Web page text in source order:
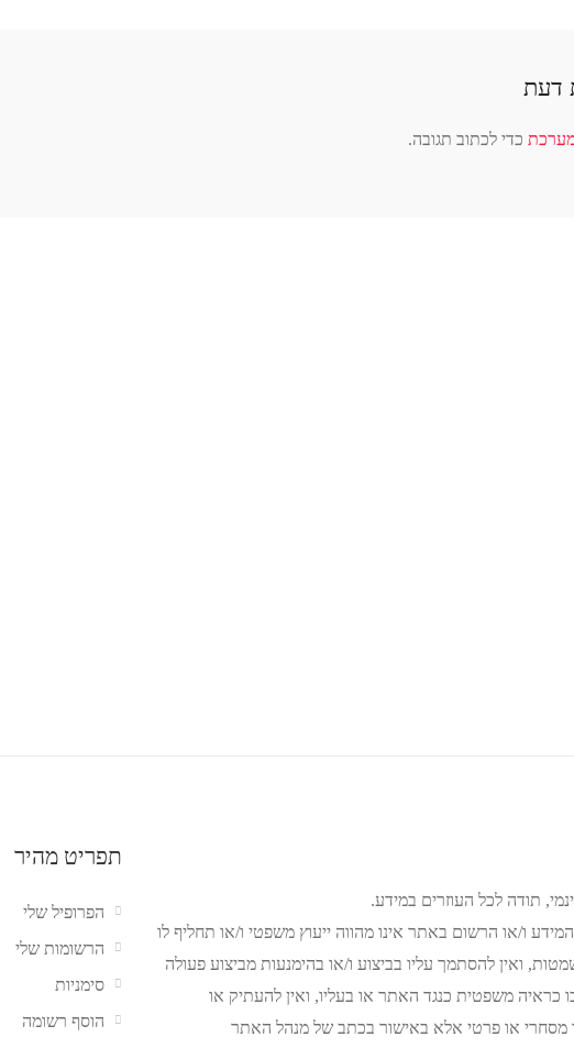
דעת
כדי לכתוב תגובה.
תודה לכל העוזרים במידע.
ו/או הרשום באתר אינו מהווה ייעוץ משפטי ו/או תחליף לו
ואין להסתמך עליו בביצוע ו/או בהימנעות מביצוע פעולה
כראיה משפטית כנגד האתר או בעליו, ואין להעתיק או
או פרטי אלא באישור בכתב של מנהל האתר
תפריט מהיר
הפרופיל שלי
הרשומות שלי
סימניות
הוסף רשומה